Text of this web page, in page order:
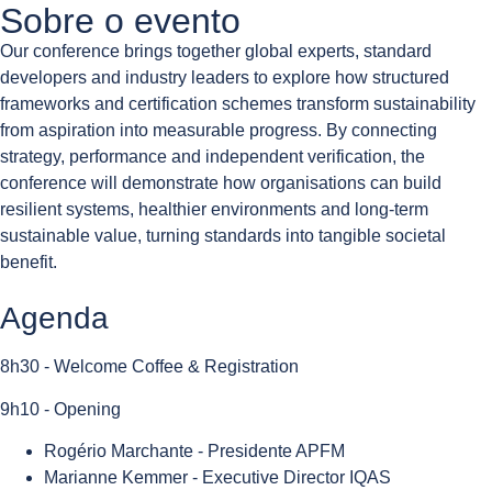
Sobre o evento
Our conference brings together global experts, standard
developers and industry leaders to explore how structured
frameworks and certification schemes transform sustainability
from aspiration into measurable progress. By connecting
strategy, performance and independent verification, the
conference will demonstrate how organisations can build
resilient systems, healthier environments and long-term
sustainable value, turning standards into tangible societal
benefit.
Agenda
8h30 - Welcome Coffee & Registration
9h10 - Opening
Rogério Marchante - Presidente APFM
Marianne Kemmer - Executive Director IQAS